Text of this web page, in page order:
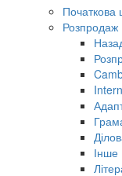
Початкова
Розпродаж
Інше